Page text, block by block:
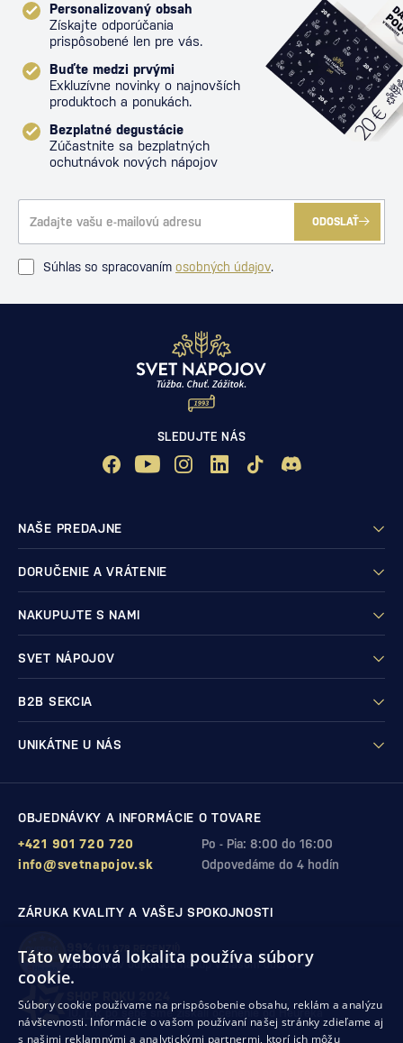
Personalizovaný obsah
Získajte odporúčania
prispôsobené len pre vás.
Buďte medzi prvými
Exkluzívne novinky o najnovších
produktoch a ponukách.
Bezplatné degustácie
Zúčastnite sa bezplatných
ochutnávok nových nápojov
ODOSLAŤ
Súhlas so spracovaním osobných údajov.
SLEDUJTE NÁS
NAŠE PREDAJNE
DORUČENIE A VRÁTENIE
NAKUPUJTE S NAMI
SVET NÁPOJOV
B2B SEKCIA
UNIKÁTNE U NÁS
OBJEDNÁVKY A INFORMÁCIE O TOVARE
Po - Pia: 8:00 do 16:00
+421 901 720 720
Odpovedáme do 4 hodín
info@svetnapojov.sk
ZÁRUKA KVALITY A VAŠEJ SPOKOJNOSTI
99% (11 978 RECENZIÍ)
zákazníkov odporúča nákup v našom obchode
10. rok po sebesme získali ocenenie od Heureka
Táto webová lokalita používa súbory
cookie.
Súbory cookie používame na prispôsobenie obsahu, reklám a analýzu
návštevnosti. Informácie o vašom používaní našej stránky zdieľame aj
s našimi reklamnými a analytickými partnermi, ktorí ich môžu